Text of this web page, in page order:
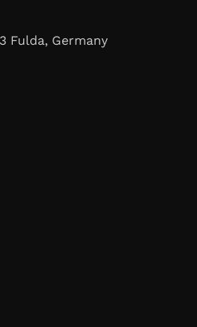
Fulda, Germany